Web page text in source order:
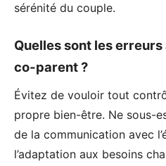
sérénité du couple.
Quelles sont les
co-parent ?
Évitez de vouloir tout
propre bien-être. Ne sous-
de la communication avec
l’adaptation aux besoins